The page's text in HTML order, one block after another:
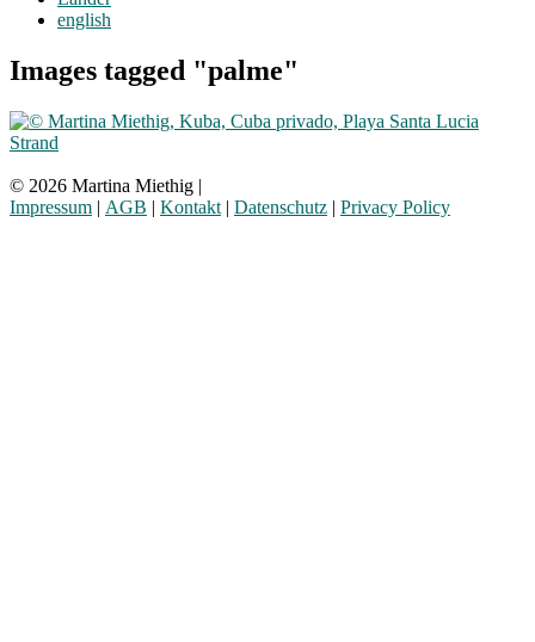
english
Images tagged "palme"
© 2026 Martina Miethig |
Impressum | AGB | Kontakt | Datenschutz | Privacy Policy